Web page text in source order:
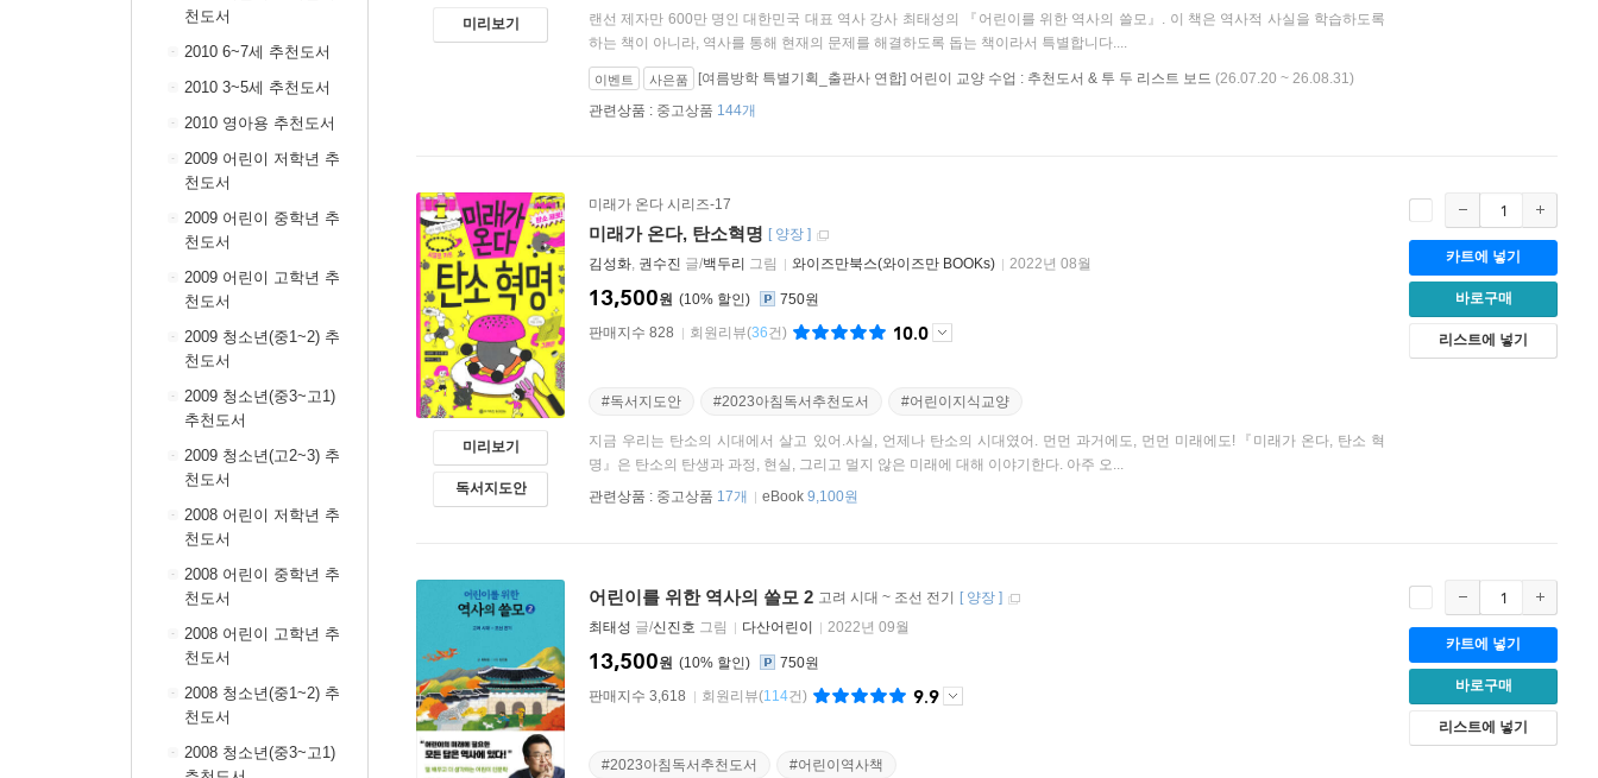
천도서
2010 6~7세 추천도서
2010 3~5세 추천도서
2010 영아용 추천도서
2009 어린이 저학년 추
천도서
2009 어린이 중학년 추
천도서
2009 어린이 고학년 추
천도서
2009 청소년(중1~2) 추
천도서
2009 청소년(중3~고1)
추천도서
2009 청소년(고2~3) 추
천도서
2008 어린이 저학년 추
천도서
2008 어린이 중학년 추
천도서
2008 어린이 고학년 추
천도서
2008 청소년(중1~2) 추
천도서
2008 청소년(중3~고1)
미리보기
랜선 제자만 600만 명인 대한민국 대표 역사 강사 최태성의 『어린이를 위한 역사의 쓸모』. 이 책은 역사적 사실을 학습하도록
하는 책이 아니라, 역사를 통해 현재의 문제를 해결하도록 돕는 책이라서 특별합니다....
이벤트 사은품 [여름방학 특별기획_출판사 연합] 어린이 교양 수업 : 추천도서 & 투 두 리스트 보드 (26.07.20 ~ 26.08.31)
관련상품 : 중고상품 144개
미리보기
독서지도안
미래가 온다 시리즈-17
미래가 온다, 탄소혁명 [ 양장 ]
김성화, 권수진 글/백두리 그림 와이즈만북스(와이즈만 BOOKs) 2022년 08월
10%
13,500원
750원
판매지수 828
회원리뷰(36건) 10.0
#독서지도안 #2023아침독서추천도서 #어린이지식교양
지금 우리는 탄소의 시대에서 살고 있어.사실, 언제나 탄소의 시대였어. 먼먼 과거에도, 먼먼 미래에도!『미래가 온다, 탄소 혁
명』은 탄소의 탄생과 과정, 현실, 그리고 멀지 않은 미래에 대해 이야기한다. 아주 오...
관련상품 : 중고상품 17개 eBook 9,100원
카트에 넣기
바로구매
리스트에 넣기
어린이를 위한 역사의 쓸모 2 고려 시대 ~ 조선 전기 [ 양장 ]
최태성 글/신진호 그림 다산어린이 2022년 09월
10%
13,500원
750원
판매지수 3,618
회원리뷰(114건) 9.9
#2023아침독서추천도서 #어린이역사책
카트에 넣기
바로구매
리스트에 넣기